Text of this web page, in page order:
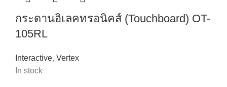
กระดานอิเลคทรอนิคส์ (Touchboard) OT-
105RL
Interactive, Vertex
In stock